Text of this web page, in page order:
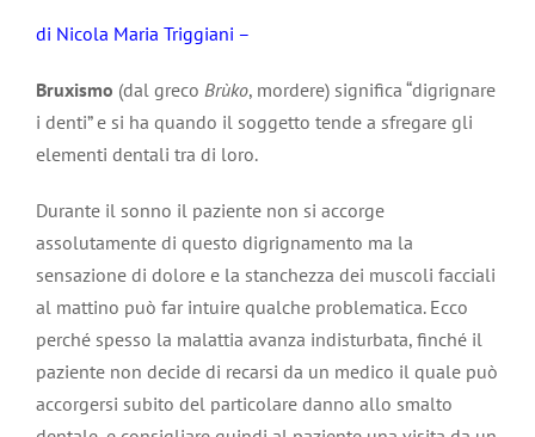
di Nicola Maria Triggiani –
Bruxismo (dal greco Brùko, mordere) significa “digrignare
i denti” e si ha quando il soggetto tende a sfregare gli
elementi dentali tra di loro.
Durante il sonno il paziente non si accorge
assolutamente di questo digrignamento ma la
sensazione di dolore e la stanchezza dei muscoli facciali
al mattino può far intuire qualche problematica. Ecco
perché spesso la malattia avanza indisturbata, finché il
paziente non decide di recarsi da un medico il quale può
accorgersi subito del particolare danno allo smalto